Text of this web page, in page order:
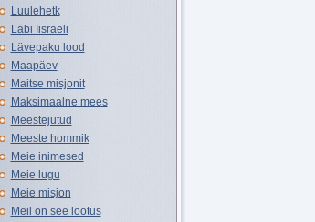
Luulehetk
Läbi Iisraeli
Lävepaku lood
Maapäev
Maitse misjonit
Maksimaalne mees
Meestejutud
Meeste hommik
Meie inimesed
Meie lugu
Meie misjon
Meil on see lootus